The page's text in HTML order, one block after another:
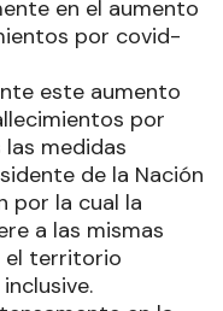
en el aumento
por covid-
este aumento
por
las medidas
de la Nación
por la cual la
a las mismas
el territorio